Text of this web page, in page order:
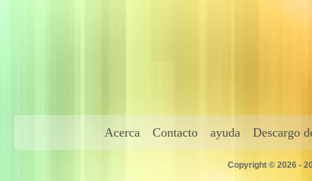
Acerca Contacto ayuda Descargo
Copyright © 2026 -